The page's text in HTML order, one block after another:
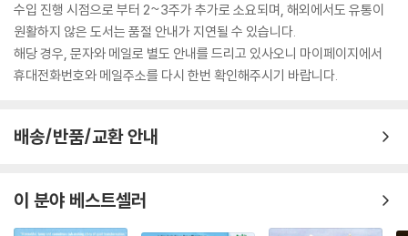
수입 진행 시점으로 부터 2~3주가 추가로 소요되며, 해외에서도 유통이
원활하지 않은 도서는 품절 안내가 지연될 수 있습니다.
해당 경우, 문자와 메일로 별도 안내를 드리고 있사오니 마이페이지에서
휴대전화번호와 메일주소를 다시 한번 확인해주시기 바랍니다.
배송/반품/교환 안내
이 분야 베스트셀러